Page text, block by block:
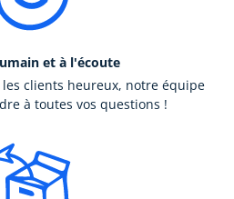
et à l'écoute
clients heureux, notre équipe
à toutes vos questions !